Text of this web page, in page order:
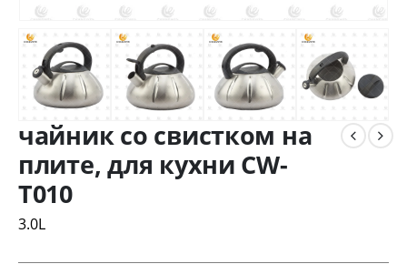
чайник со свистком на
плите, для кухни CW-
T010
3.0L